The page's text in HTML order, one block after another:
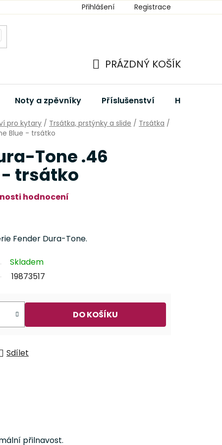
Přihlášení Registrace
KOŠÍK
PRÁZDNÝ KOŠÍK
Noty a zpěvníky Příslušenství Hudební
pro kytary / Trsátka, prstýnky a slide / Trsátka /
Blue - trsátko
Tone .46
- trsátko
hodnocení
Fender Dura-Tone.
Skladem
19873517
DO KOŠÍKU
Sdílet
přilnavost.